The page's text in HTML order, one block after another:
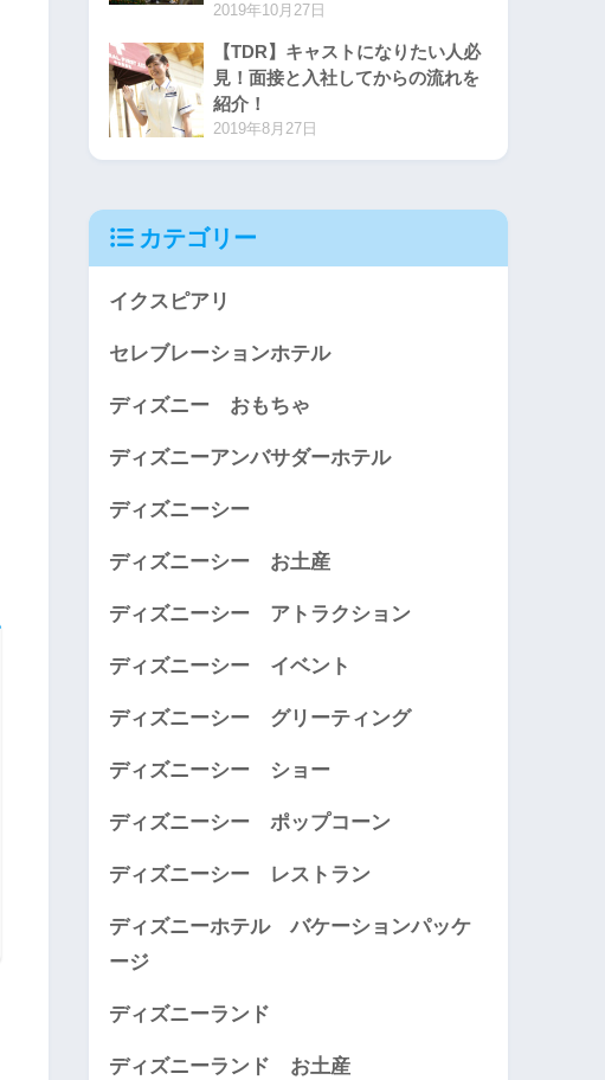
2019年10月27日
【TDR】キャストになりたい人必
見！面接と入社してからの流れを
紹介！
2019年8月27日
カテゴリー
イクスピアリ
セレブレーションホテル
ディズニー おもちゃ
ディズニーアンバサダーホテル
ディズニーシー
ディズニーシー お土産
ディズニーシー アトラクション
ディズニーシー イベント
ディズニーシー グリーティング
ディズニーシー ショー
ディズニーシー ポップコーン
ディズニーシー レストラン
ディズニーホテル バケーションパッケ
ージ
ディズニーランド
ディズニーランド お土産